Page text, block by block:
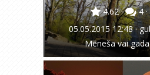
4.62· 4·
05.05.2015 12:48·
Mēneša vai